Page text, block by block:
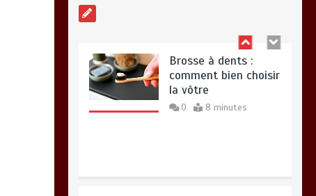
Brosse à dents :
comment bien choisir
la vôtre
0 8 minutes